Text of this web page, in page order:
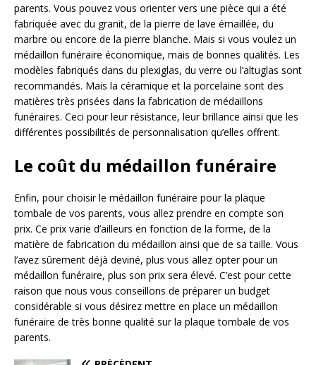
parents. Vous pouvez vous orienter vers une pièce qui a été
fabriquée avec du granit, de la pierre de lave émaillée, du
marbre ou encore de la pierre blanche. Mais si vous voulez un
médaillon funéraire économique, mais de bonnes qualités. Les
modèles fabriqués dans du plexiglas, du verre ou l’altuglas sont
recommandés. Mais la céramique et la porcelaine sont des
matières très prisées dans la fabrication de médaillons
funéraires. Ceci pour leur résistance, leur brillance ainsi que les
différentes possibilités de personnalisation qu’elles offrent.
Le coût du médaillon funéraire
Enfin, pour choisir le médaillon funéraire pour la plaque
tombale de vos parents, vous allez prendre en compte son
prix. Ce prix varie d’ailleurs en fonction de la forme, de la
matière de fabrication du médaillon ainsi que de sa taille. Vous
l’avez sûrement déjà deviné, plus vous allez opter pour un
médaillon funéraire, plus son prix sera élevé. C’est pour cette
raison que nous vous conseillons de préparer un budget
considérable si vous désirez mettre en place un médaillon
funéraire de très bonne qualité sur la plaque tombale de vos
parents.